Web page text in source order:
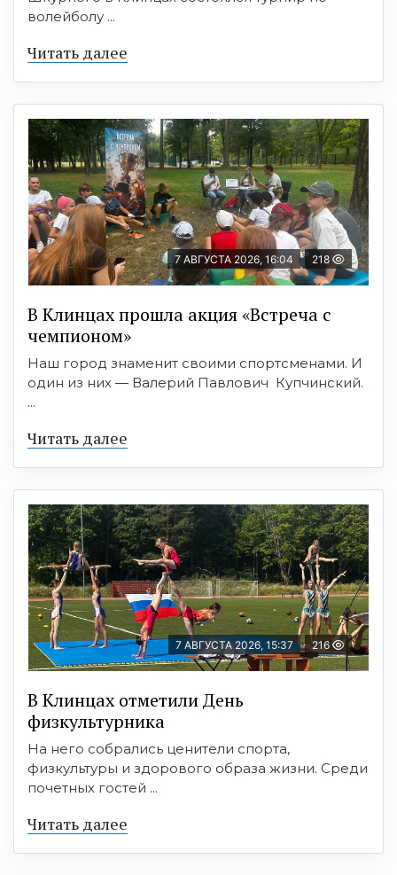
волейболу ...
Читать далее
7 АВГУСТА 2026, 16:04 218
В Клинцах прошла акция «Встреча с
чемпионом»
Наш город знаменит своими спортсменами. И
один из них — Валерий Павлович Купчинский.
...
Читать далее
7 АВГУСТА 2026, 15:37 216
В Клинцах отметили День
физкультурника
На него собрались ценители спорта,
физкультуры и здорового образа жизни. Среди
почетных гостей ...
Читать далее